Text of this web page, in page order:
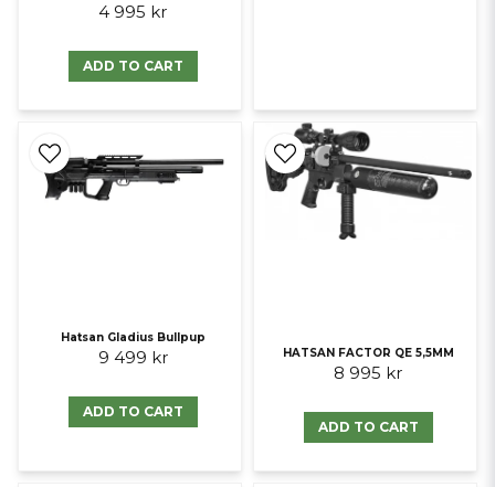
4 995 kr
ADD TO CART
Hatsan Gladius Bullpup
9 499 kr
ADD TO CART
HATSAN FACTOR QE 5,5MM
8 995 kr
ADD TO CART